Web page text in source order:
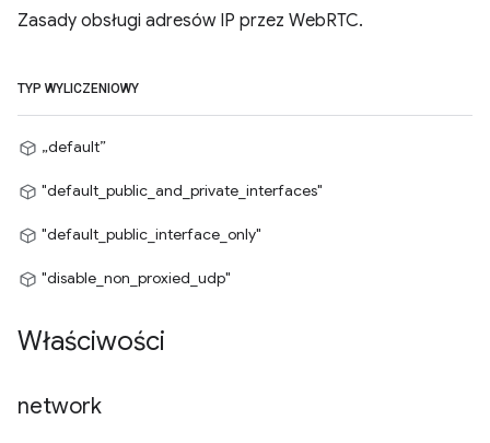
Zasady obsługi adresów IP przez WebRTC.
TYP WYLICZENIOWY
„default”
"default_public_and_private_interfaces"
"default_public_interface_only"
"disable_non_proxied_udp"
Właściwości
network